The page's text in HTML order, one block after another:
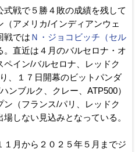
式戦で５勝４敗の成績を残して
アメリカ/インディアンウェ
戦では Ｎ・ジョコビッチ（セル
。直近は４月のバルセロナ・オ
イン/バルセロナ、レッドク
、１７日開幕のビットパンダ
ンブルク、クレー、ATP500）
（フランス/パリ、レッドク
しない見込みとなっている。
月から２０２５年５月までジ